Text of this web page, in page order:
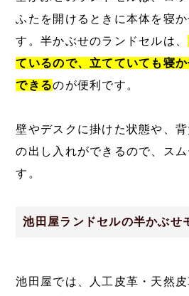
ふたを開けるときに本体を寝
す。半かぶせのランドセルは、
ているので、立てていても寝
できるのが便利です。
壁やデスクに掛けた状態や、
の出し入れができるので、ス
す。
池田屋ランドセルの半かぶせ
池田屋では、人工皮革・天然